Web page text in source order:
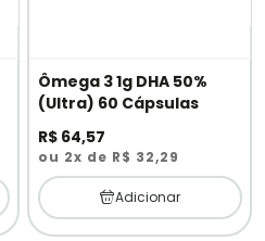
Ômega 3 1g DHA 50%
(Ultra) 60 Cápsulas
R$ 64,57
ou 2x de R$ 32,29
Adicionar